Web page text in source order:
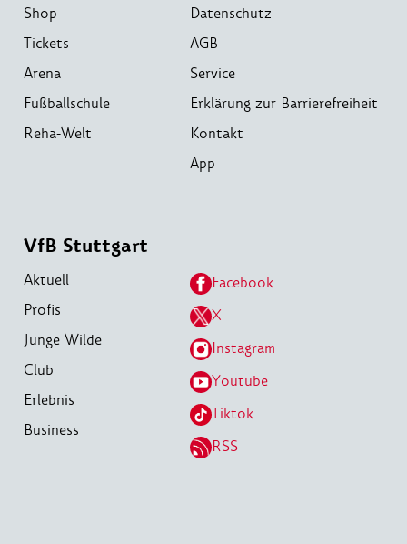
Shop
Tickets
Arena
Fußballschule
Reha-Welt
Datenschutz
AGB
Service
Erklärung zur Barrierefreiheit
Kontakt
App
VfB Stuttgart
Aktuell
Profis
Junge Wilde
Club
Erlebnis
Business
Facebook
X
Instagram
Youtube
Tiktok
RSS